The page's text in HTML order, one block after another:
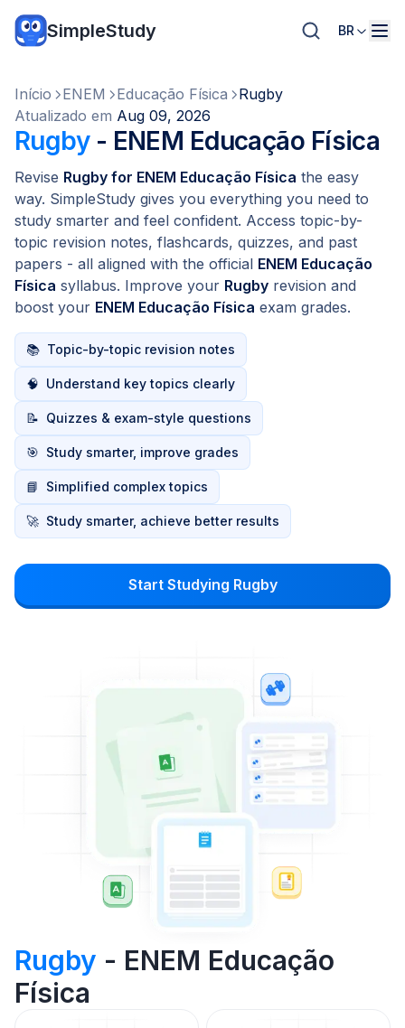
SimpleStudy BR
Início ENEM Educação Física
Rugby
Atualizado em Aug 09, 2026
Rugby- ENEM Educação Física
Revise Rugby for ENEM Educação Física the easy
way. SimpleStudy gives you everything you need to
study smarter and feel confident. Access topic-by-
topic revision notes, flashcards, quizzes, and past
papers - all aligned with the official ENEM Educação
Física syllabus. Improve your Rugby revision and
boost your ENEM Educação Física exam grades.
📚 Topic-by-topic revision notes
🧠 Understand key topics clearly
📝 Quizzes & exam-style questions
🎯 Study smarter, improve grades
📘 Simplified complex topics
🚀 Study smarter, achieve better results
Start Studying Rugby
Rugby - ENEM Educação
Física